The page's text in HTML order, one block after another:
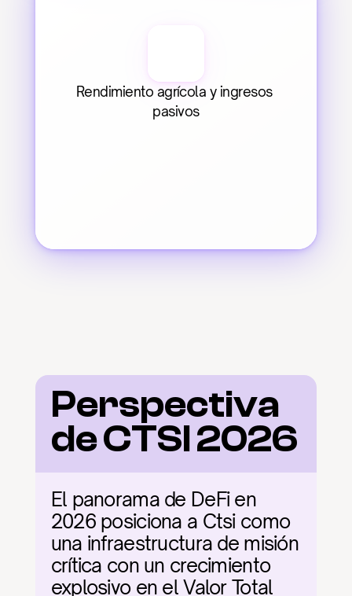
Rendimiento agrícola y ingresos
pasivos
Perspectiva
de CTSI 2026
El panorama de DeFi en
2026 posiciona a Ctsi como
una infraestructura de misión
crítica con un crecimiento
explosivo en el Valor Total